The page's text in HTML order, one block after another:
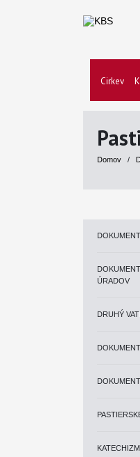
Cirkev
Domov /
ÚRADOV
DRUHÝ